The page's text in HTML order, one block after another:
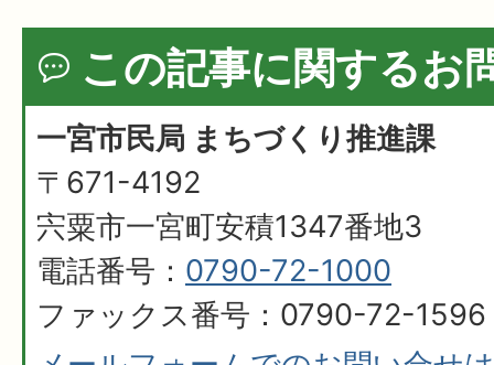
この記事に関するお
一宮市民局 まちづくり推進課
〒671-4192
宍粟市一宮町安積1347番地3
電話番号： 0790-72-1000
ファックス番号：0790-72-1596